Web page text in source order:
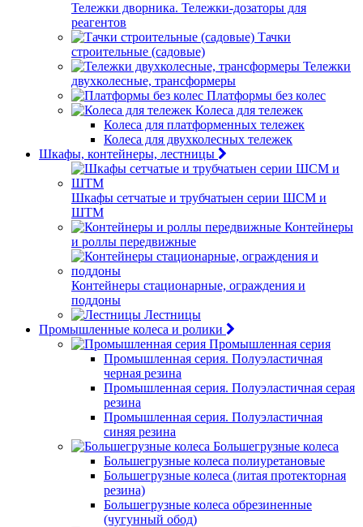
Тележки дворника. Тележки-дозаторы для
реагентов
Тачки
строительные (садовые)
Тележки
двухколесные, трансформеры
Платформы без колес
Колеса для тележек
Колеса для платформенных тележек
Колеса для двухколесных тележек
Шкафы, контейнеры, лестницы
Шкафы сетчатые и трубчатыен серии ШСМ и
ШТМ
Контейнеры
и роллы передвижные
Контейнеры стационарные, ограждения и
поддоны
Лестницы
Промышленные колеса и ролики
Промышленная серия
Промышленная серия. Полуэластичная
черная резина
Промышленная серия. Полуэластичная серая
резина
Промышленная серия. Полуэластичная
синяя резина
Большегрузные колеса
Большегрузные колеса полиуретановые
Большегрузные колеса (литая протекторная
резина)
Большегрузные колеса обрезиненные
(чугунный обод)